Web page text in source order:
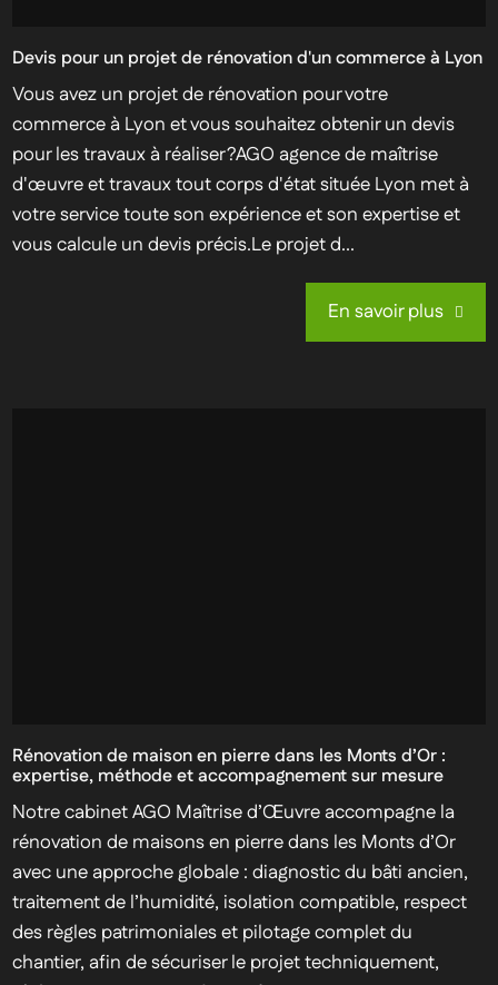
Devis pour un projet de rénovation d'un commerce à Lyon
Vous avez un projet de rénovation pour votre
commerce à Lyon et vous souhaitez obtenir un devis
pour les travaux à réaliser ?AGO agence de maîtrise
d'œuvre et travaux tout corps d'état située Lyon met à
votre service toute son expérience et son expertise et
vous calcule un devis précis.Le projet d...
En savoir plus
Rénovation de maison en pierre dans les Monts d’Or :
expertise, méthode et accompagnement sur mesure
Notre cabinet AGO Maîtrise d’Œuvre accompagne la
rénovation de maisons en pierre dans les Monts d’Or
avec une approche globale : diagnostic du bâti ancien,
traitement de l’humidité, isolation compatible, respect
des règles patrimoniales et pilotage complet du
chantier, afin de sécuriser le projet techniquement,